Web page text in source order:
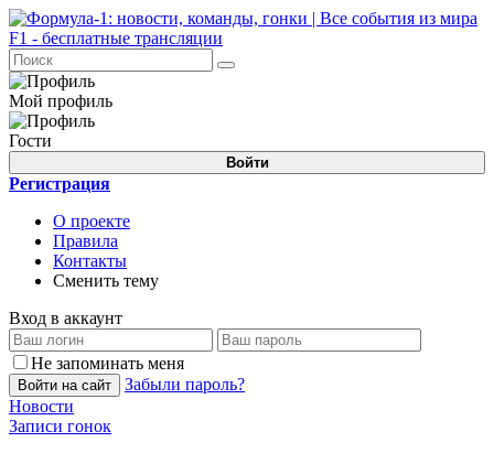
Мой профиль
Гости
Войти
Регистрация
О проекте
Правила
Контакты
Сменить тему
Вход в аккаунт
Не запоминать меня
Войти на сайт
Забыли пароль?
Новости
Записи гонок